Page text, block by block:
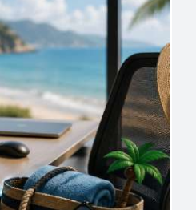
presso aziende,
dell’azienda
periodo indicato e
svolta dal candidato.
corsi e diplomi
a quelli italiani, ai
di legge.